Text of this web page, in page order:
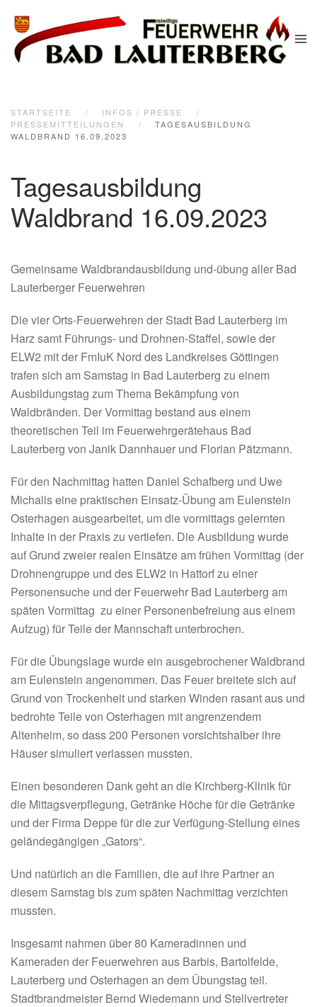
Zum Hauptinhalt springen
STARTSEITE
INFOS / PRESSE
PRESSEMITTEILUNGEN
TAGESAUSBILDUNG
WALDBRAND 16.09.2023
Tagesausbildung
Waldbrand 16.09.2023
Gemeinsame Waldbrandausbildung und-übung aller Bad
Lauterberger Feuerwehren
Die vier Orts-Feuerwehren der Stadt Bad Lauterberg im
Harz samt Führungs- und Drohnen-Staffel, sowie der
ELW2 mit der FmIuK Nord des Landkreises Göttingen
trafen sich am Samstag in Bad Lauterberg zu einem
Ausbildungstag zum Thema Bekämpfung von
Waldbränden. Der Vormittag bestand aus einem
theoretischen Teil im Feuerwehrgerätehaus Bad
Lauterberg von Janik Dannhauer und Florian Pätzmann.
Für den Nachmittag hatten Daniel Schafberg und Uwe
Michalis eine praktischen Einsatz-Übung am Eulenstein
Osterhagen ausgearbeitet, um die vormittags gelernten
Inhalte in der Praxis zu vertiefen. Die Ausbildung wurde
auf Grund zweier realen Einsätze am frühen Vormittag (der
Drohnengruppe und des ELW2 in Hattorf zu einer
Personensuche und der Feuerwehr Bad Lauterberg am
späten Vormittag zu einer Personenbefreiung aus einem
Aufzug) für Teile der Mannschaft unterbrochen.
Für die Übungslage wurde ein ausgebrochener Waldbrand
am Eulenstein angenommen. Das Feuer breitete sich auf
Grund von Trockenheit und starken Winden rasant aus und
bedrohte Teile von Osterhagen mit angrenzendem
Altenheim, so dass 200 Personen vorsichtshalber ihre
Häuser simuliert verlassen mussten.
Einen besonderen Dank geht an die Kirchberg-Klinik für
die Mittagsverpflegung, Getränke Höche für die Getränke
und der Firma Deppe für die zur Verfügung-Stellung eines
geländegängigen „Gators“.
Und natürlich an die Familien, die auf ihre Partner an
diesem Samstag bis zum späten Nachmittag verzichten
mussten.
Insgesamt nahmen über 80 Kameradinnen und
Kameraden der Feuerwehren aus Barbis, Bartolfelde,
Lauterberg und Osterhagen an dem Übungstag teil.
Stadtbrandmeister Bernd Wiedemann und Stellvertreter